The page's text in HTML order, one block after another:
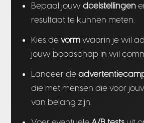
Bepaal jouw doelstellingen
resultaat te kunnen meten.
Kies de vormwaarin je wil
jouw boodschap in wil
Lanceer de
die met mensen die voor
van belang zijn.